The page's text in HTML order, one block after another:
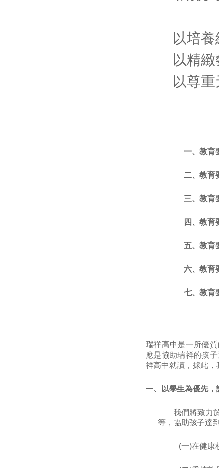
以培
以精
以尊
一、 教育
二、 教育
三、 教育
四、 教育
五、 教育
六、 教育
七、 教育
瑞祥高中是一所優
應是協助瑞祥的孩
祥高中就讀，據此，
一、 以學生為優先
我們將致力於
等，協助孩子達
(一)在健康